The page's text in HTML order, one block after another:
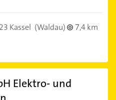
Kassel (Waldau)
7,4 km
Elektro- und